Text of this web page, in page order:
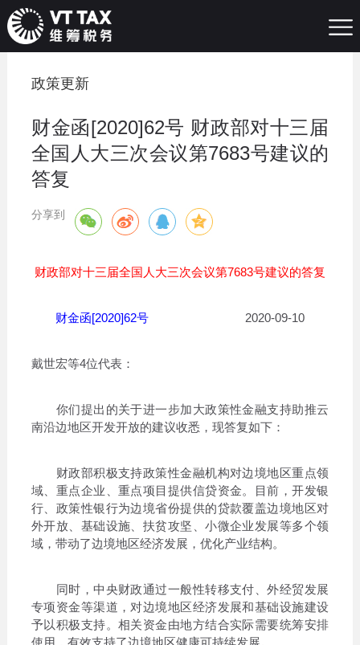
政策更新
财金函[2020]62号 财政部对十三届
全国人大三次会议第7683号建议的
答复
分享到
财政部对十三届全国人大三次会议第7683号建议的答复
财金函[2020]62号 2020-09-10
戴世宏等4位代表：
你们提出的关于进一步加大政策性金融支持助推云
南沿边地区开发开放的建议收悉，现答复如下：
财政部积极支持政策性金融机构对边境地区重点领
域、重点企业、重点项目提供信贷资金。目前，开发银
行、政策性银行为边境省份提供的贷款覆盖边境地区对
外开放、基础设施、扶贫攻坚、小微企业发展等多个领
域，带动了边境地区经济发展，优化产业结构。
同时，中央财政通过一般性转移支付、外经贸发展
专项资金等渠道，对边境地区经济发展和基础设施建设
予以积极支持。相关资金由地方结合实际需要统筹安排
使用，有效支持了边境地区健康可持续发展。